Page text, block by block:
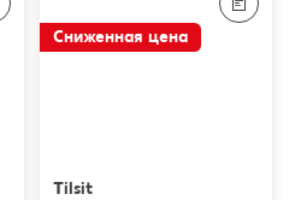
Сниженная цена
Tilsit